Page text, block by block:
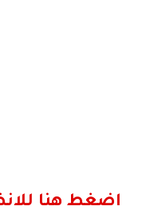
اضغط هنا